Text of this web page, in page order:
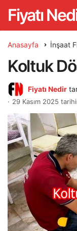
Fiyatı
Anasayfa İnşaat
Koltuk
Fiyatı Nedir
29 Kasım 2025